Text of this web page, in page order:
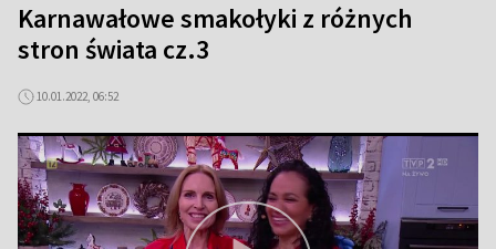
Karnawałowe smakołyki z różnych
stron świata cz.3
10.01.2022, 06:52